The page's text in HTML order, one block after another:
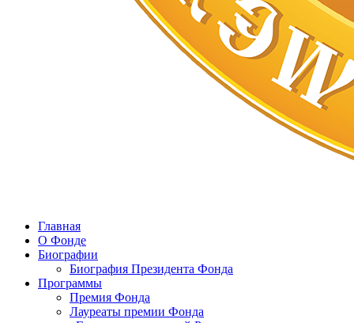
Главная
О Фонде
Биографии
Биография Президента Фонда
Программы
Премия Фонда
Лауреаты премии Фонда